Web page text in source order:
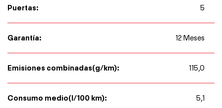
Puertas: 5
Garantía: 12 Meses
Emisiones combinadas(g/km): 115,0
Consumo medio(l/100 km): 5,1